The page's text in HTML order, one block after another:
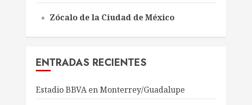
Zócalo de la Ciudad de México
ENTRADAS RECIENTES
Estadio BBVA en Monterrey/Guadalupe